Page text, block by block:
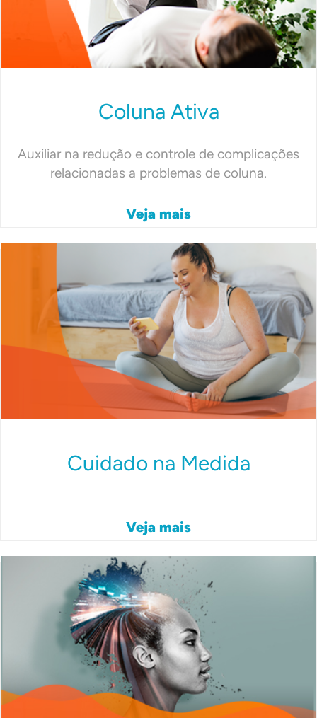
Coluna Ativa
Auxiliar na redução e controle de complicações
relacionadas a problemas de coluna.
Veja mais
Cuidado na Medida
Veja mais